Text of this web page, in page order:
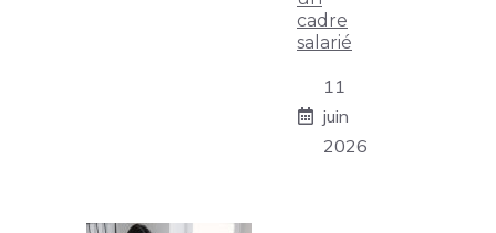
cadre
salarié
11
juin
2026